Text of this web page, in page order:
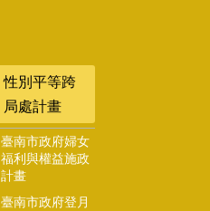
性別平等跨
局處計畫
臺南市政府婦女
福利與權益施政
計畫
臺南市政府登月